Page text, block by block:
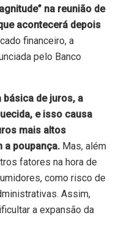
na reunião de
acontecerá depois
financeiro, a
pelo Banco
básica de juros, a
e isso causa
mais altos
a poupança. Mas, além
fatores na hora de
como risco de
Assim,
a expansão da